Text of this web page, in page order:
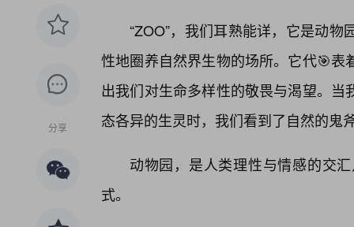
分享
“ZOO”，我们耳熟能详，它是动
性地圈养自然界生物的场所。它代🎯
出我们对生命多样性的敬畏与渴望。
态各异的生灵时，我们看到了自然的鬼
动物园，是人类理性与情感的交
式。